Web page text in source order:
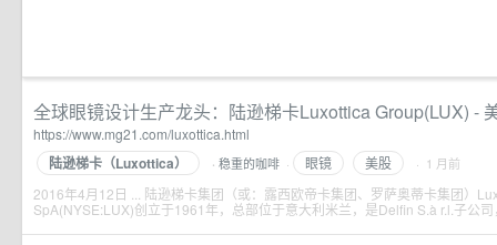
全球眼镜设计生产龙头：陆逊梯卡Luxottica Group(LUX) -
https://www.mg21.com/luxottica.html
陆逊梯卡（Luxottica） · 稳重的咖啡 · 眼镜 美股 · 1 月前
2016年4月12日 ... 陆逊梯卡集团（或：露西欧帝卡集团、罗萨奥蒂卡集团）
SpA(NYSE:LUX)创立于1961年，总部位于意大利米兰，是Delfin S.à r.l.子公司